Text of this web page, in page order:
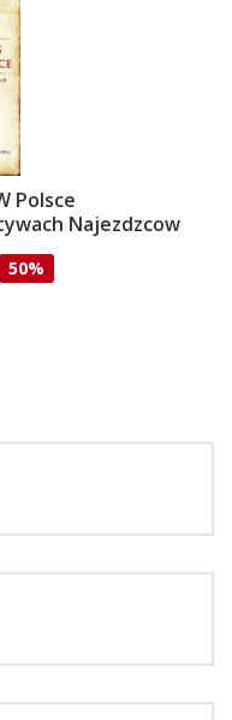
Polsce
Najezdzcow
50%